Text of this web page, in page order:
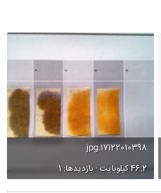
17122010398.jpg
46.2 کیلوبایت · بازدیدها: 1